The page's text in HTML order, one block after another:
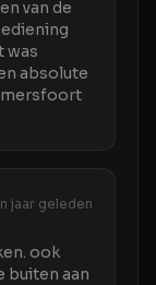
van de
was
absolute
jaar geleden
ook
buiten aan